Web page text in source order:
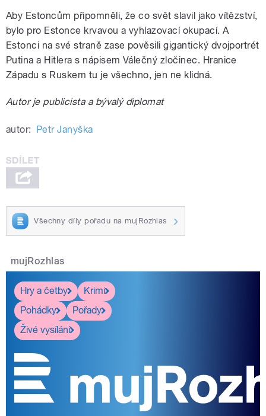
Aby Estoncům připomněli, že co svět slavil jako vítězství,
bylo pro Estonce krvavou a vyhlazovací okupací. A
Estonci na své straně zase pověsili gigantický dvojportrét
Putina a Hitlera s nápisem Válečný zločinec. Hranice
Západu s Ruskem tu je všechno, jen ne klidná.
Autor je publicista a bývalý diplomat
autor: Petr Janyška
Všechny díly pořadu na mujRozhlas
mujRozhlas
Hry a četby
Krimi
Pohádky
Pořady
Živé vysílání